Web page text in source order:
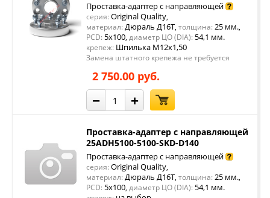
Проставка-адаптер с направляющей
серия: Original Quality,
материал: Дюраль Д16Т, толщина: 25 мм.,
PCD: 5x100, диаметр ЦО (DIA): 54,1 мм.
крепеж: Шпилька М12х1,50
Замена штатного крепежа не требуется
2 750.00 руб.
− +
Проставка-адаптер с направляющей
25ADH5100-5100-SKD-D140
Проставка-адаптер с направляющей
серия: Original Quality,
материал: Дюраль Д16Т, толщина: 25 мм.,
PCD: 5x100, диаметр ЦО (DIA): 54,1 мм.